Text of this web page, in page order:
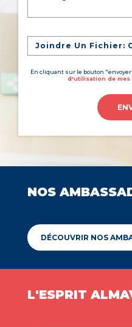
Joindre Un Fichier:
En cliquant sur le bouton
d'utilisation de mes
NOS
DÉCOUVRIR NOS
L'ESPRIT